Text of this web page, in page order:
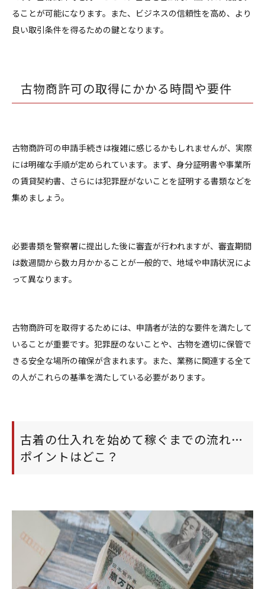
ることが可能になります。また、ビジネスの信頼性を高め、より
良い取引条件を得るための鍵となります。
古物商許可の取得にかかる時間や要件
古物商許可の申請手続きは複雑に感じるかもしれませんが、実際
には明確な手順が定められています。まず、身分証明書や事業所
の賃貸契約書、さらには犯罪歴がないことを証明する書類などを
集めましょう。
必要書類を警察署に提出した後に審査が行われますが、審査期間
は数週間から数カ月かかることが一般的で、地域や申請状況によ
って異なります。
古物商許可を取得するためには、申請者が法的な要件を満たして
いることが重要です。犯罪歴のないことや、古物を適切に保管で
きる安全な場所の確保が含まれます。また、業務に関連する全て
の人がこれらの基準を満たしている必要があります。
古着の仕入れを始めて稼ぐまでの流れ…
ポイントはどこ？